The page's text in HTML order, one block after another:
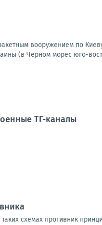
вооружением по
(в Черном морес юго-
ТГ-каналы
схемах противник